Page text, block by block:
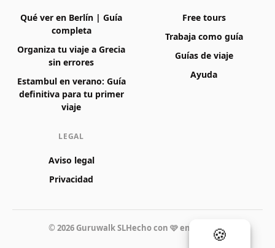
Qué ver en Berlín | Guía
completa
Organiza tu viaje a Grecia
sin errores
Estambul en verano: Guía
definitiva para tu primer
viaje
Free tours
Trabaja como guía
Guías de viaje
Ayuda
LEGAL
Aviso legal
Privacidad
© 2026 Guruwalk SLHecho con 🩷 en Valencia